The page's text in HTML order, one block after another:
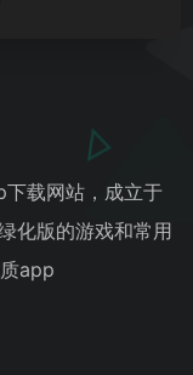
下载网站，成立于
化版的游戏和常用
app